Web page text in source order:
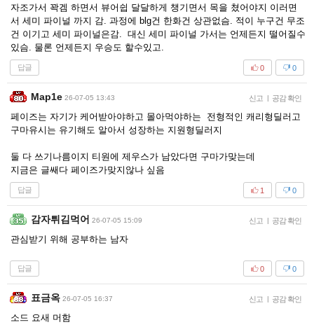
자조가서 꽉겜 하면서 뷰어쉽 달달하게 챙기면서 목을 쳤어야지 이러면
서 세미 파이널 까지 감. 과정에 blg건 한화건 상관없슴. 적이 누구건 무조
건 이기고 세미 파이널은감. 대신 세미 파이널 가서는 언제든지 떨어질수
있슴. 물론 언제든지 우승도 할수있고.
답글 0
0
Map1e 26-07-05 13:43 신고 | 공감 확인
페이즈는 자기가 케어받아야하고 몰아먹야하는 전형적인 캐리형딜러고
구마유시는 유기해도 알아서 성장하는 지원형딜러지
둘 다 쓰기나름이지 티원에 제우스가 남았다면 구마가맞는데
지금은 글쌔다 페이즈가맞지않나 싶음
답글 0
1
감자튀김먹어 26-07-05 15:09 신고 | 공감 확인
관심받기 위해 공부하는 남자
답글 0
0
표금옥 26-07-05 16:37 신고 | 공감 확인
소드 요새 머함